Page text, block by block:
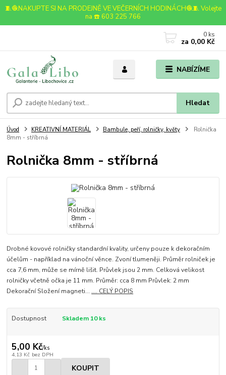
🧵🧶NAKUPTE SI NA PRODEJNĚ VE VEČERNÍCH HODINÁCH🧶🧵 Volejte
na ☎️ 603 225 766
NABÍZÍME
Hledat
0 ks
za 0,00 Kč
Úvod KREATIVNÍ MATERIÁL Bambule, peří, rolničky, květy
Rolnička
8mm - stříbrná
Rolnička 8mm - stříbrná
Drobné kovové rolničky standardní kvality, určeny pouze k dekoračním
účelům - například na vánoční věnce. Zvoní tlumeněji. Průměr rolniček je
cca 7,6 mm, může se mírně lišit. Průvlek jsou 2 mm. Celková velikost
rolničky včetně očka je 11 mm. Průměr: cca 8 mm Průvlek: 2 mm
Dekorační Složení magneti... .... CELÝ POPIS
Dostupnost Skladem 10 ks
5,00 Kč/ks
4,13 Kč bez DPH
KOUPIT